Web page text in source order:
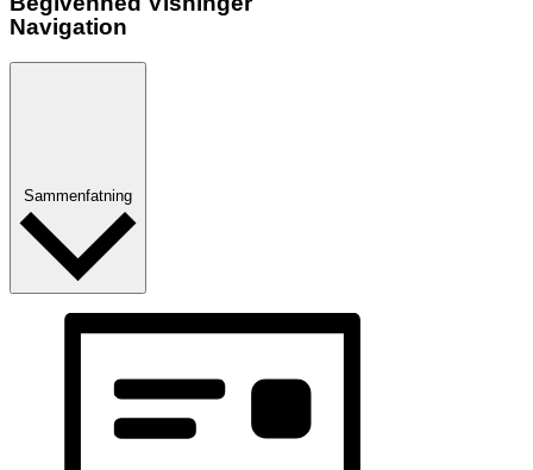
Navigation
Sammenfatning